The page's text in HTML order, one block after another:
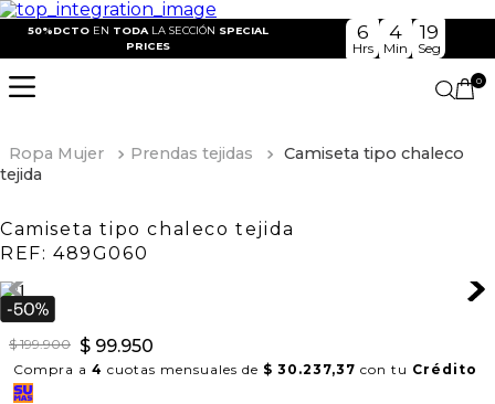
50%DCTO EN TODA LA SECCIÓN SPECIAL
PRICES
6
Hrs
4
Min
19
Seg
0
Ropa Mujer Prendas tejidas
Camiseta tipo chaleco
tejida
Camiseta tipo chaleco tejida
REF: 489G060
$ 199.900 $ 99.950
Compra a 4 cuotas mensuales de $ 30.237,37 con tu Crédito